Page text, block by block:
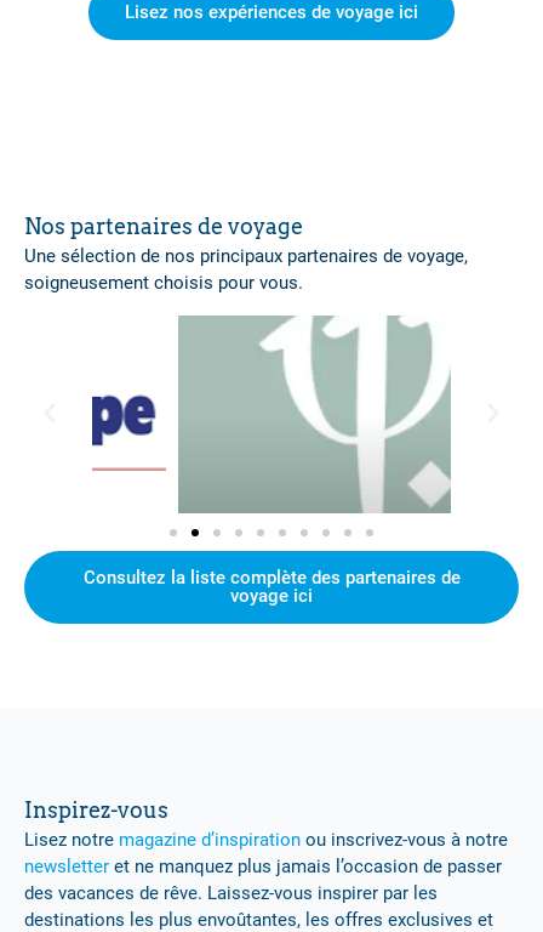
Lisez nos expériences de voyage ici
Nos partenaires de voyage
Une sélection de nos principaux partenaires de voyage,
soigneusement choisis pour vous.
Consultez la liste complète des partenaires de
voyage ici
Inspirez-vous
Lisez notre magazine d’inspiration ou inscrivez-vous à notre
newsletter et ne manquez plus jamais l’occasion de passer
des vacances de rêve. Laissez-vous inspirer par les
destinations les plus envoûtantes, les offres exclusives et